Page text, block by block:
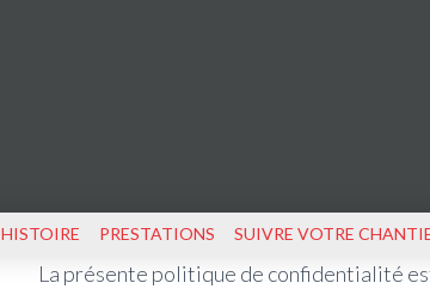
HISTOIRE PRESTATIONS SUIVRE VOTRE
La présente politique de confidentialité